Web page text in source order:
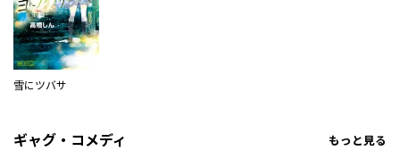
雪にツバサ
ギャグ・コメディ もっと見る